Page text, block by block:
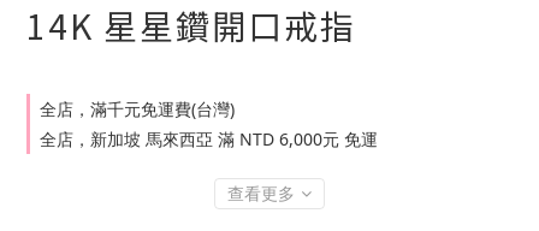
14K 星星鑽開口戒指
全店，滿千元免運費(台灣)
全店，新加坡 馬來西亞 滿 NTD 6,000元 免運
查看更多